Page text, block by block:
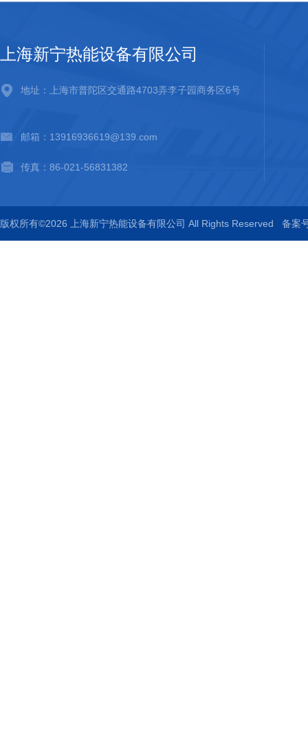
上海新宁热能设备有限公司
地址：上海市普陀区交通路4703弄李子园商务区6号
邮箱：13916936619@139.com
传真：86-021-56831382
版权所有©2026 上海新宁热能设备有限公司 All Rights Reserved 备案